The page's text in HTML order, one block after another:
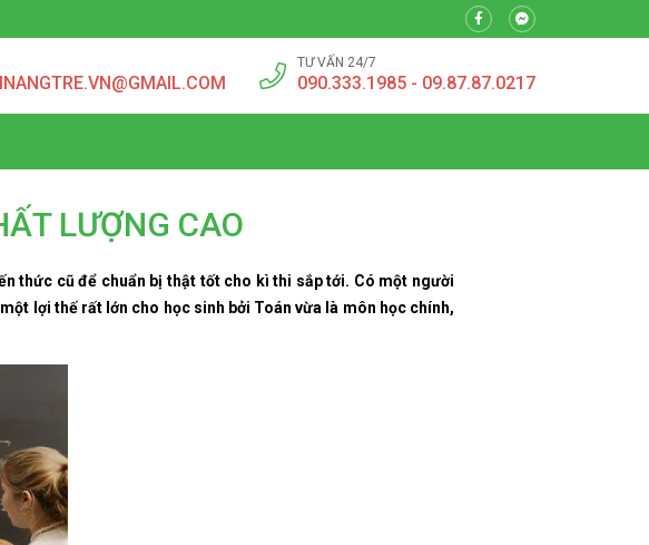
TƯ VẤN 24/7
090.333.1985 - 09.87.87.0217
LƯỢNG CAO
thức cũ để chuẩn bị thật tốt cho kì thi sắp tới. Có một người
lợi thế rất lớn cho học sinh bởi Toán vừa là môn học chính,